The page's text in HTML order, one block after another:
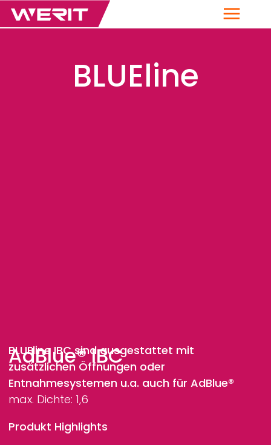
Menü
BLUEline
AdBlue® IBC
BLUElineIBC sind ausgestattet mit
zusätzlichen Öffnungen oder
Entnahmesystemen u.a. auch für AdBlue®
max. Dichte: 1,6
Produkt Highlights